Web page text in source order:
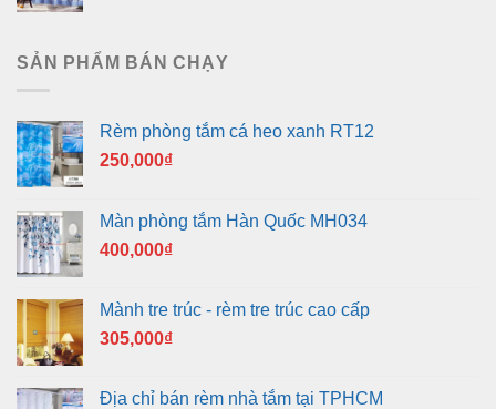
400,000₫.
SẢN PHẨM BÁN CHẠY
Rèm phòng tắm cá heo xanh RT12
250,000₫
Màn phòng tắm Hàn Quốc MH034
400,000₫
Mành tre trúc - rèm tre trúc cao cấp
305,000₫
Địa chỉ bán rèm nhà tắm tại TPHCM